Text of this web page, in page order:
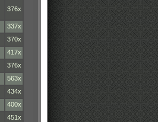
376x
337x
370x
417x
376x
563x
434x
400x
451x